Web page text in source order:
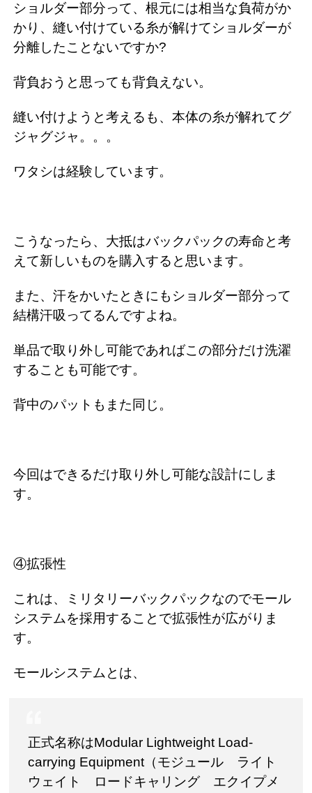
ショルダー部分って、根元には相当な負荷がか
かり、縫い付けている糸が解けてショルダーが
分離したことないですか?
背負おうと思っても背負えない。
縫い付けようと考えるも、本体の糸が解れてグ
ジャグジャ。。。
ワタシは経験しています。
こうなったら、大抵はバックパックの寿命と考
えて新しいものを購入すると思います。
また、汗をかいたときにもショルダー部分って
結構汗吸ってるんですよね。
単品で取り外し可能であればこの部分だけ洗濯
することも可能です。
背中のパットもまた同じ。
今回はできるだけ取り外し可能な設計にしま
す。
④拡張性
これは、ミリタリーバックパックなのでモール
システムを採用することで拡張性が広がりま
す。
モールシステムとは、
正式名称はModular Lightweight Load-
carrying Equipment（モジュール ライト
ウェイト ロードキャリング エクイプメ